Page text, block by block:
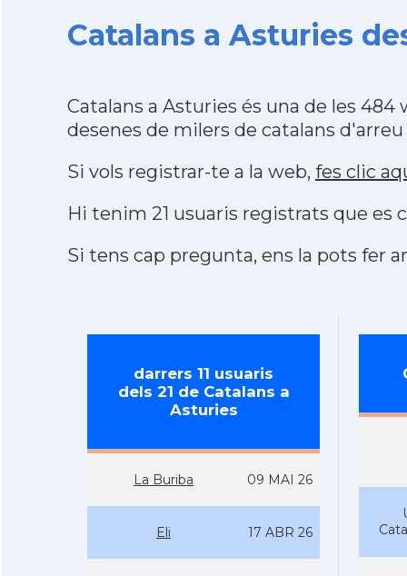
Catalans a Asturies
Catalans a Asturies és una de les
desenes de milers de catalans
Si vols registrar-te a la web, fes clic
Hi tenim 21 usuaris registrats que
Si tens cap pregunta, ens la pots fer
darrers 11 usuaris
dels 21 de Catalans a
Asturies
La Buriba 09 MAI 26
Eli 17 ABR 26